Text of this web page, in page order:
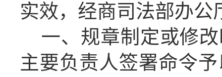
实效，经商司法部办
一、规章制定或修
主要负责人签署命令